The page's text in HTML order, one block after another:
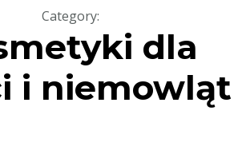
Category:
dla
i niemowląt